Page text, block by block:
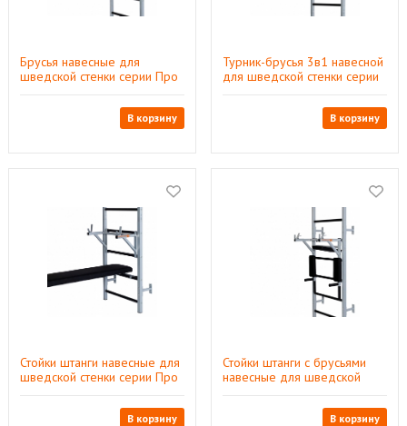
Брусья навесные для
шведской стенки серии Про
В корзину
Турник-брусья 3в1 навесной
для шведской стенки серии
В корзину
Стойки штанги навесные для
шведской стенки серии Про
В корзину
Стойки штанги с брусьями
навесные для шведской
В корзину